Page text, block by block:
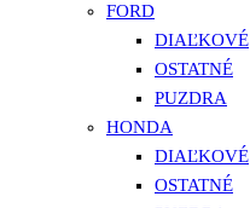
FORD
DIAĽKOVÉ
OSTATNÉ
PUZDRA
HONDA
DIAĽKOVÉ
OSTATNÉ